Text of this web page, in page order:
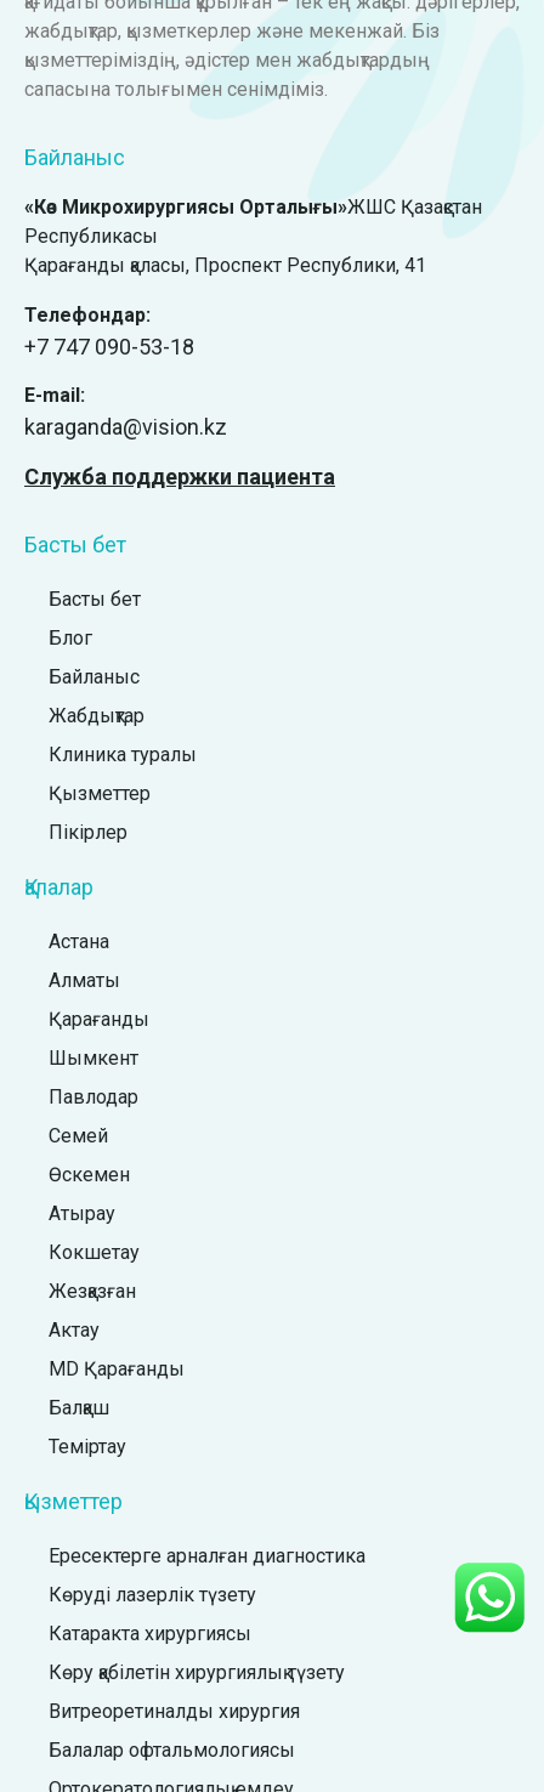
жабдықтар, қызметкерлер және мекенжай. Біз
қызметтеріміздің, әдістер мен жабдықтардың
сапасына толығымен сенімдіміз.
Байланыс
«Көз Микрохирургиясы Орталығы»ЖШС Қазақстан
Республикасы
Қарағанды қаласы, ​Проспект Республики, 41
Телефондар:
+7 747 090-53-18
E-mail:
karaganda@vision.kz
Служба поддержки пациента
Басты бет
Басты бет
Блог
Байланыс
Жабдықтар
Клиника туралы
Қызметтер
Пікірлер
Қалалар
Астана
Алматы
Қарағанды
Шымкент
Павлодар
Семей
Өскемен
Атырау
Кокшетау
Жезқазған
Актау
MD Қарағанды
Балқаш
Теміртау
Қызметтер
Ересектерге арналған диагностика
Көруді лазерлік түзету
Катаракта хирургиясы
Көру қабілетін хирургиялық түзету
Витреоретиналды хирургия
Балалар офтальмологиясы